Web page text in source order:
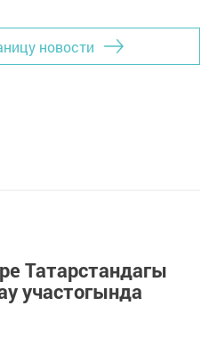
новости
Татарстандагы
участогында